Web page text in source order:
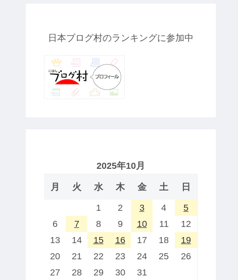
日本ブログ村のランキングに参加中
2025年10月
月 火 水 木 金 土 日
1 2 3 4
5
6
7 8 9 10 11
12
13
14 15 16 17 18
19
20
21 22 23 24 25
26
27
28 29 30 31